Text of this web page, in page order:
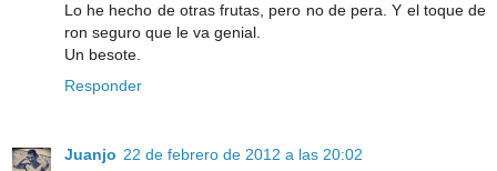
Lo he hecho de otras frutas, pero no de pera. Y el toque de
ron seguro que le va genial.
Un besote.
Responder
Juanjo 22 de febrero de 2012 a las 20:02